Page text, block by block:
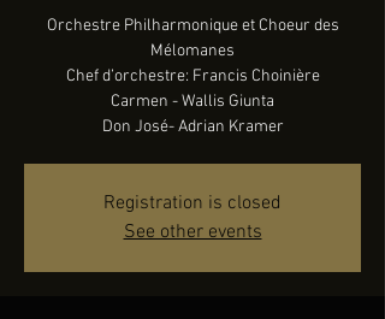
Orchestre Philharmonique et Choeur des
Mélomanes
Chef d’orchestre: Francis Choinière
Carmen - Wallis Giunta
Registration is closed
See other events